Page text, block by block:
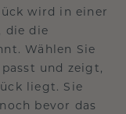
wird in einer
die die
Wählen Sie
und zeigt,
liegt. Sie
bevor das